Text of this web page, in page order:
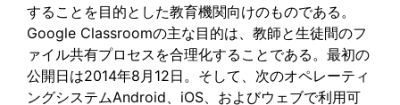
することを目的とした教育機関向けのものである。
Google Classroomの主な目的は、教師と生徒間のフ
ァイル共有プロセスを合理化することである。最初の
公開日は2014年8月12日。そして、次のオペレーティ
ングシステムAndroid、iOS、およびウェブで利用可